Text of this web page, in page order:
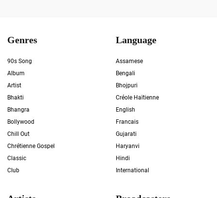
Genres
90s Song
Album
Artist
Bhakti
Bhangra
Bollywood
Chill Out
Chrétienne Gospel
Classic
Club
Language
Assamese
Bengali
Bhojpuri
Créole Haïtienne
English
Francais
Gujarati
Haryanvi
Hindi
International